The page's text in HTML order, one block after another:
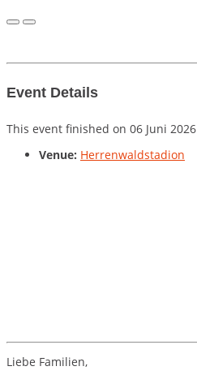
Primary
Mobile
Primary
Desktop
Event Details
This event finished on 06 Juni 2026
Venue: Herrenwaldstadion
Liebe Familien,